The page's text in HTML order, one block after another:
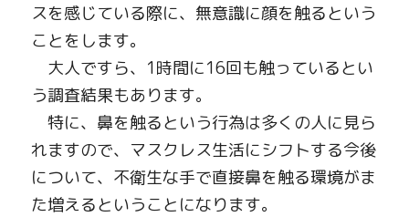
スを感じている際に、無意識に顔を触るという
ことをします。
大人ですら、 1時間に16回も触っているとい
う調査結果もあります。
特に、鼻を触るという行為は多くの人に見ら
れますので、マスクレス生活にシフトする今後
について、不衛生な手で直接鼻を触る環境がま
た増えるということになります。